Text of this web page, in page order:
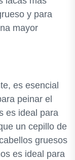
y para
mayor
es esencial
peinar el
es ideal para
un cepillo de
gruesos
es ideal para